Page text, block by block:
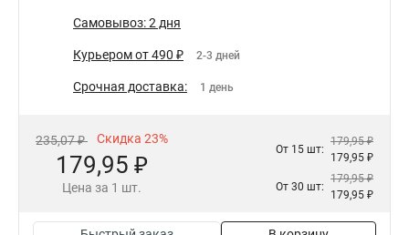
Самовывоз: 2 дня
Курьером от 490 ₽ 2-3 дней
Срочная доставка: 1 день
235,07 ₽ Скидка 23%
179,95 ₽
Цена за 1 шт.
От 15 шт:
179,95 ₽
179,95 ₽
От 30 шт:
179,95 ₽
179,95 ₽